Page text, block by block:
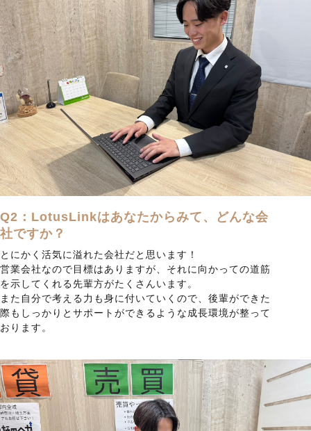
Q2：LotusLinkはあなたからみて、どんな会
社ですか？
とにかく活気に溢れた会社だと思います！
営業会社なので目標はありますが、それに向かっての道筋
を示してくれる先輩方がたくさんいます。
また自分で考える力も身に付いていくので、後輩ができた
際もしっかりとサポートができるような成長環境が整って
おります。